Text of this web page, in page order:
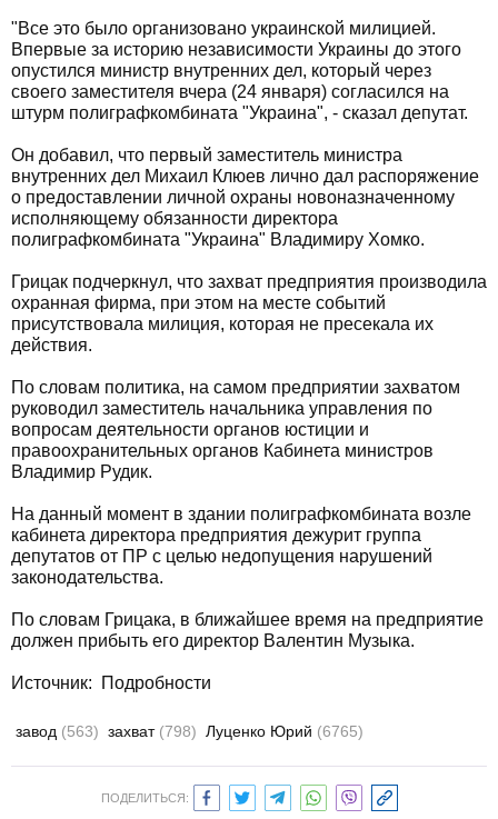
"Все это было организовано украинской милицией.
Впервые за историю независимости Украины до этого
опустился министр внутренних дел, который через
своего заместителя вчера (24 января) согласился на
штурм полиграфкомбината "Украина", - сказал депутат.
Он добавил, что первый заместитель министра
внутренних дел Михаил Клюев лично дал распоряжение
о предоставлении личной охраны новоназначенному
исполняющему обязанности директора
полиграфкомбината "Украина" Владимиру Хомко.
Грицак подчеркнул, что захват предприятия производила
охранная фирма, при этом на месте событий
присутствовала милиция, которая не пресекала их
действия.
По словам политика, на самом предприятии захватом
руководил заместитель начальника управления по
вопросам деятельности органов юстиции и
правоохранительных органов Кабинета министров
Владимир Рудик.
На данный момент в здании полиграфкомбината возле
кабинета директора предприятия дежурит группа
депутатов от ПР с целью недопущения нарушений
законодательства.
По словам Грицака, в ближайшее время на предприятие
должен прибыть его директор Валентин Музыка.
Источник: Подробности
завод (563) захват (798) Луценко Юрий (6765)
ПОДЕЛИТЬСЯ: